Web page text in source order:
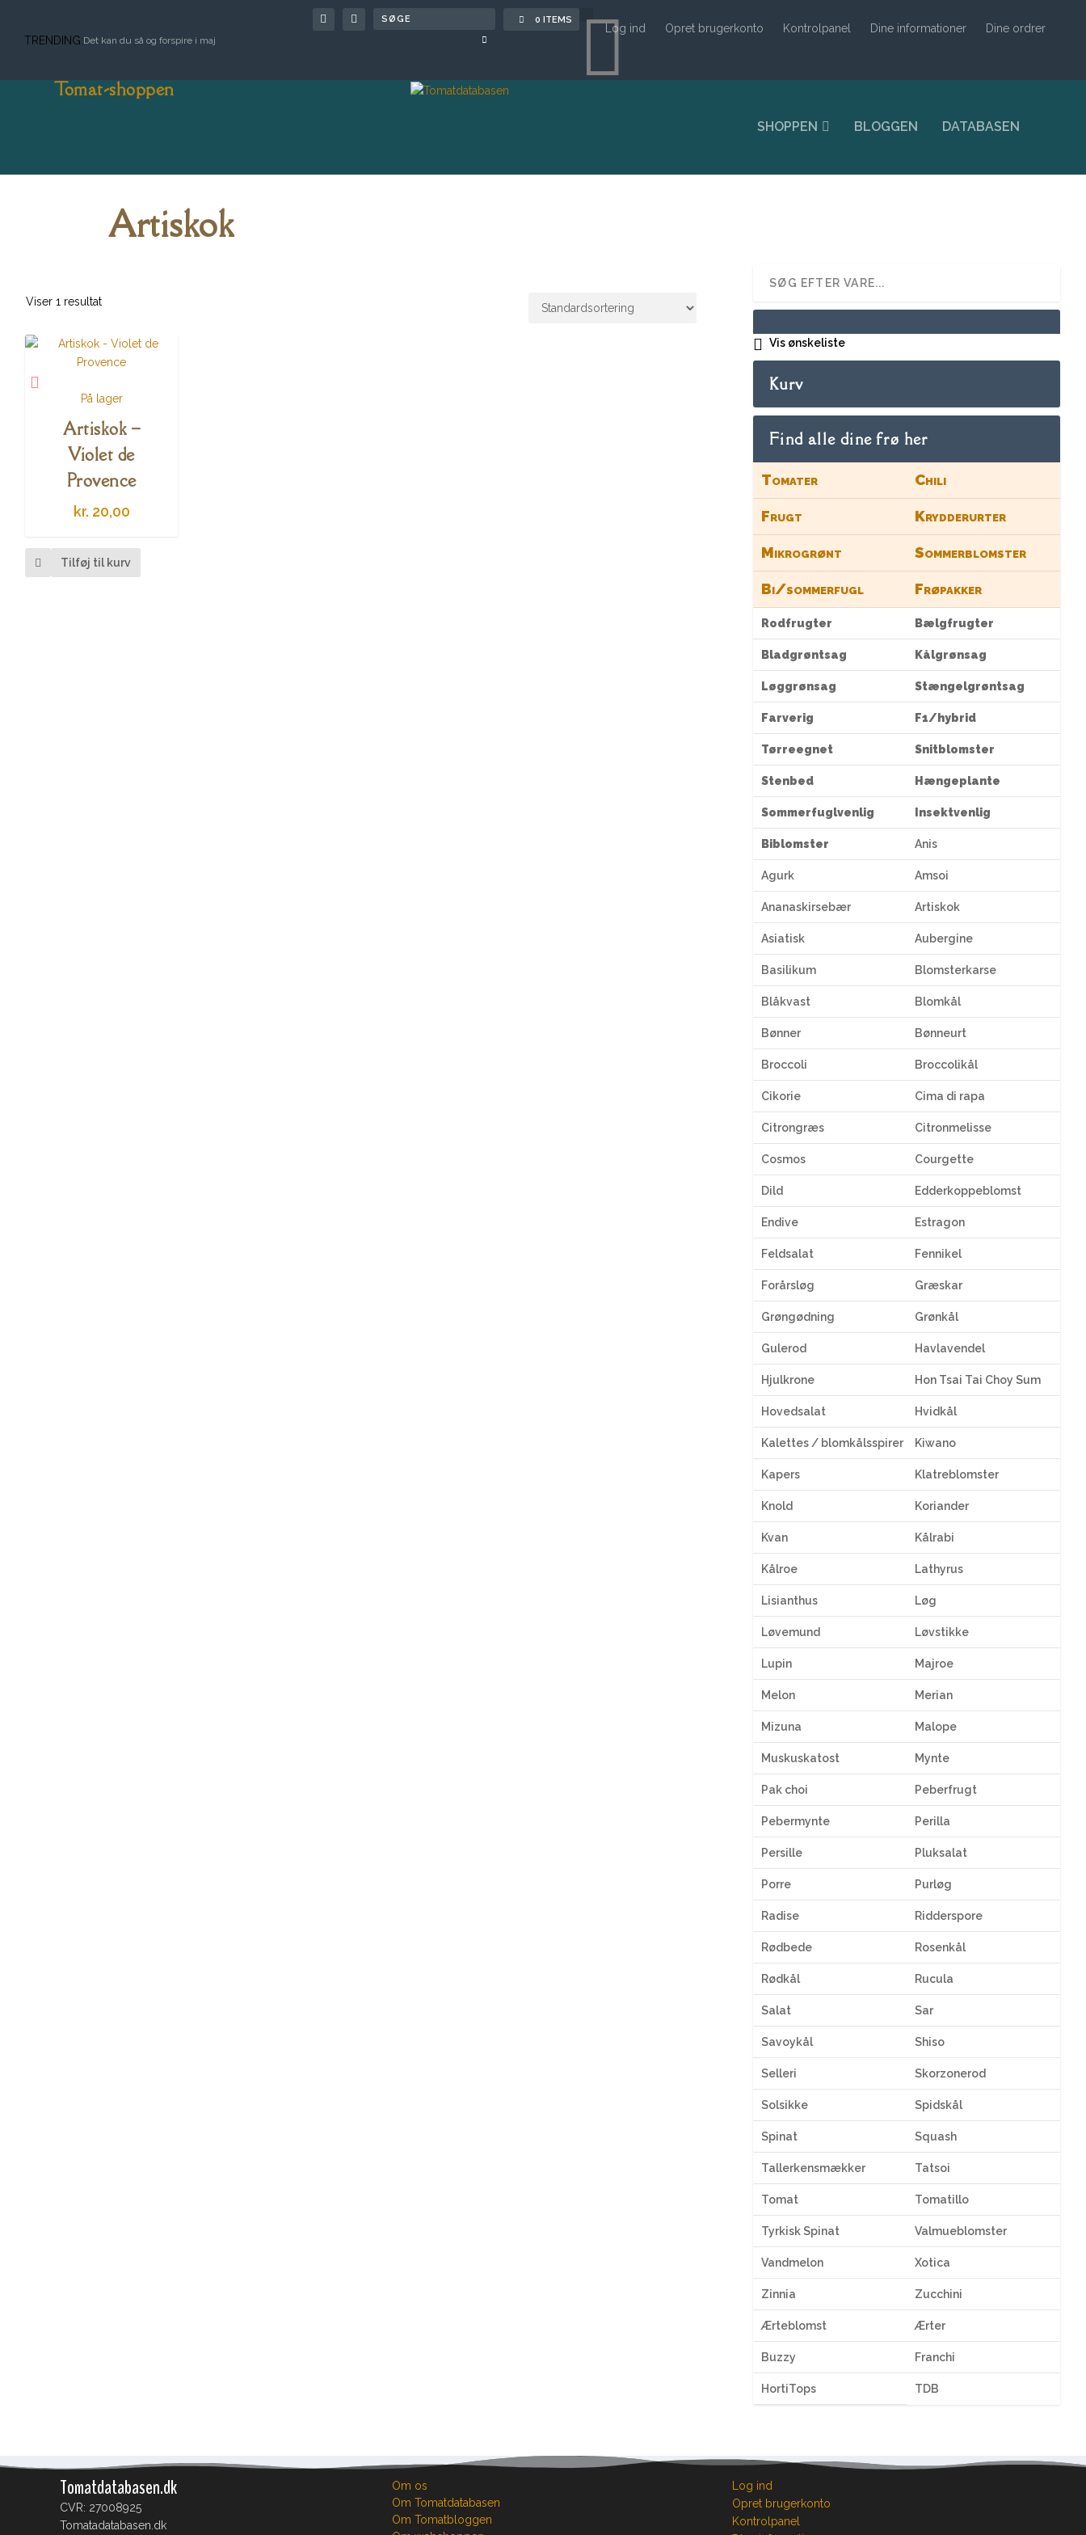
TRENDING:Det kan du så og forspire i maj
0 ITEMS Log ind Opret brugerkonto Kontrolpanel Dine informationer Dine ordrer
Tomat-shoppen
SHOPPEN BLOGGEN DATABASEN
Artiskok
Viser 1 resultat
På lager
Artiskok –
Violet de
Provence
kr. 20,00
Tilføj til kurv
Vis ønskeliste
Kurv
Find alle dine frø her
Tomater Chili
Frugt Krydderurter
Mikrogrønt Sommerblomster
Bi/sommerfugl Frøpakker
Rodfrugter Bælgfrugter
Bladgrøntsag Kålgrønsag
Løggrønsag Stængelgrøntsag
Farverig F1/hybrid
Tørreegnet Snitblomster
Stenbed Hængeplante
Sommerfuglvenlig Insektvenlig
Biblomster Anis
Agurk Amsoi
Ananaskirsebær Artiskok
Asiatisk Aubergine
Basilikum Blomsterkarse
Blåkvast Blomkål
Bønner Bønneurt
Broccoli Broccolikål
Cikorie Cima di rapa
Citrongræs Citronmelisse
Cosmos Courgette
Dild Edderkoppeblomst
Endive Estragon
Feldsalat Fennikel
Forårsløg Græskar
Grøngødning Grønkål
Gulerod Havlavendel
Hjulkrone Hon Tsai Tai Choy Sum
Hovedsalat Hvidkål
Kalettes / blomkålsspirer Kiwano
Kapers Klatreblomster
Knold Koriander
Kvan Kålrabi
Kålroe Lathyrus
Lisianthus Løg
Løvemund Løvstikke
Lupin Majroe
Melon Merian
Mizuna Malope
Muskuskatost Mynte
Pak choi Peberfrugt
Pebermynte Perilla
Persille Pluksalat
Porre Purløg
Radise Ridderspore
Rødbede Rosenkål
Rødkål Rucula
Salat Sar
Savoykål Shiso
Selleri Skorzonerod
Solsikke Spidskål
Spinat Squash
Tallerkensmækker Tatsoi
Tomat Tomatillo
Tyrkisk Spinat Valmueblomster
Vandmelon Xotica
Zinnia Zucchini
Ærteblomst Ærter
Buzzy Franchi
HortiTops TDB
Tomatdatabasen.dk
CVR: 27008925
Tomatadatabasen.dk
Om os
Om Tomatdatabasen
Om Tomatbloggen
Log ind
Opret brugerkonto
Kontrolpanel